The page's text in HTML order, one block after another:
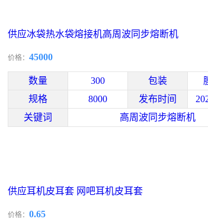
供应冰袋热水袋熔接机高周波同步熔断机
价格： 45000
数量 300 包装
规格
8000 发布时间
关键词
高周波同步熔断机
供应耳机皮耳套 网吧耳机皮耳套
价格： 0.65